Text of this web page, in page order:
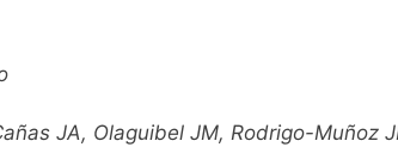
JA, Olaguibel JM, Rodrigo-Muñoz